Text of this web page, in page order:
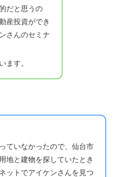
だと思うの
産投資ができ
さんのセミナ
ます。
ていなかったので、仙台市
地と建物を探していたとき
ットでアイケンさんを見つ